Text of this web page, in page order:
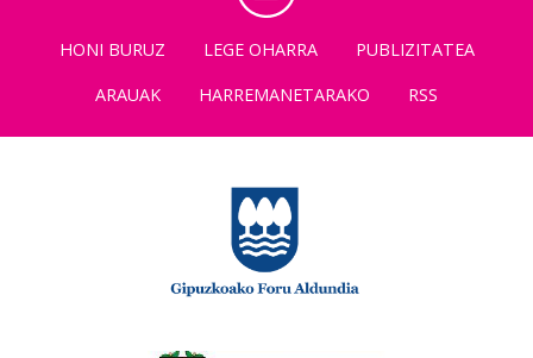
HONI BURUZ LEGE OHARRA
PUBLIZITATEA
ARAUAK
HARREMANETARAKO RSS